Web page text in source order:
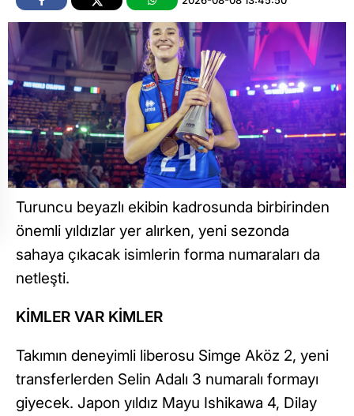
Turuncu beyazlı ekibin kadrosunda birbirinden
önemli yıldızlar yer alırken, yeni sezonda
sahaya çıkacak isimlerin forma numaraları da
netleşti.
KİMLER VAR KİMLER
Takımın deneyimli liberosu Simge Aköz 2, yeni
transferlerden Selin Adalı 3 numaralı formayı
giyecek. Japon yıldız Mayu Ishikawa 4, Dilay